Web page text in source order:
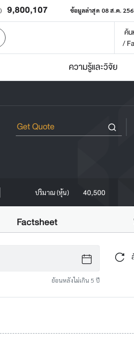
9,800,107 ข้อมูลล่าสุด 08 ส.ค.
ค้
/
ความรู้และวิจัย
ปริมาณ (หุ้น) 40,500
Factsheet
ย้อนหลังไม่เกิน 5 ปี